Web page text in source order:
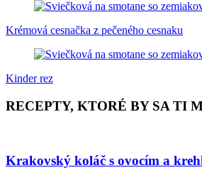
Krémová cesnačka z pečeného cesnaku
Kinder rez
RECEPTY, KTORÉ BY SA TI
Krakovský koláč s ovocím a